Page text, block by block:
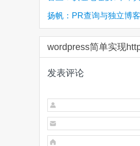
扬帆：PR查询与独立博
wordpress简单实现
发表评论